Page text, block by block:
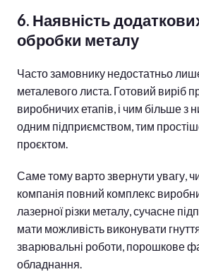
6. Наявність
обробки металу
Часто замовнику недостатньо
металевого листа. Готовий виріб
виробничих етапів, і чим більше з
одним підприємством, тим
проєктом.
Саме тому варто звернути увагу,
компанія повний комплекс
лазерної різки металу, сучасне
мати можливість виконувати
зварювальні роботи, порошкове
обладнання.